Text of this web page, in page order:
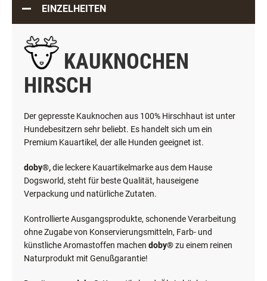
EINZELHEITEN
KAUKNOCHEN
HIRSCH
Der gepresste Kauknochen aus 100% Hirschhaut ist unter
Hundebesitzern sehr beliebt. Es handelt sich um ein
Premium Kauartikel, der alle Hunden geeignet ist.
doby®,die leckere Kauartikelmarke aus dem Hause
Dogsworld, steht für beste Qualität, hauseigene
Verpackung und natürliche Zutaten.
Kontrollierte Ausgangsprodukte, schonende Verarbeitung
ohne Zugabe von Konservierungsmitteln, Farb- und
künstliche Aromastoffen machen doby®zu einem reinen
Naturprodukt mit Genußgarantie!